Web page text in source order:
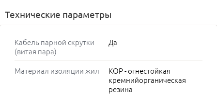
Технические параметры
Кабель парной скрутки
(витая пара)
Да
Материал изоляции жил
КОР - огнестойкая
кремнийорганическая
резина